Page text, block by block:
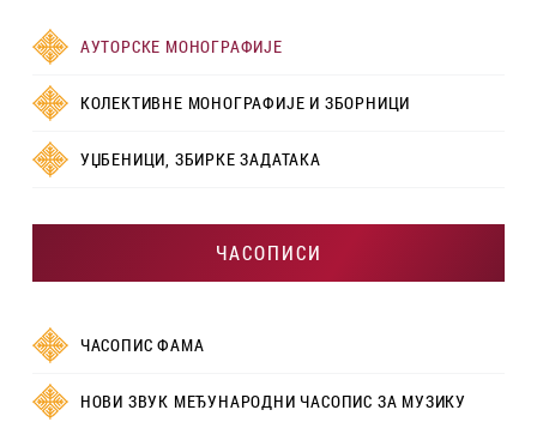
АУТОРСКЕ МОНОГРАФИЈЕ
КОЛЕКТИВНЕ МОНОГРАФИЈЕ И ЗБОРНИЦИ
УЏБЕНИЦИ, ЗБИРКЕ ЗАДАТАКА
ЧАСОПИСИ
ЧАСОПИС ФАМА
НОВИ ЗВУК МЕЂУНАРОДНИ ЧАСОПИС ЗА МУЗИКУ